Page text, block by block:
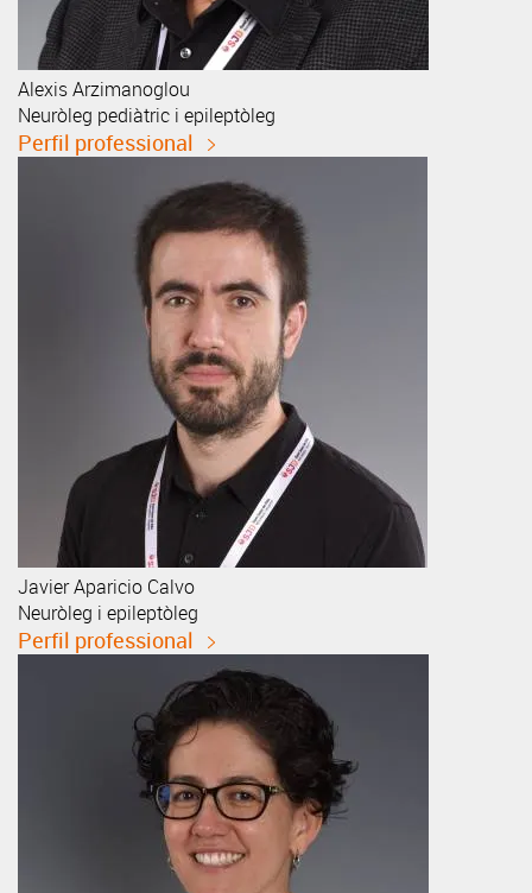
AlexisArzimanoglou
Neuròleg pediàtric i epileptòleg
Perfil professional
JavierAparicio Calvo
Neuròleg i epileptòleg
Perfil professional